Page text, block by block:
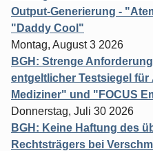
Output-Generierung -
"Daddy Cool"
Montag, August 3 2026
BGH: Strenge
entgeltlicher Testsiegel für
Mediziner" und "FOCUS
Donnerstag, Juli 30 2026
BGH: Keine Haftung des
Rechtsträgers bei